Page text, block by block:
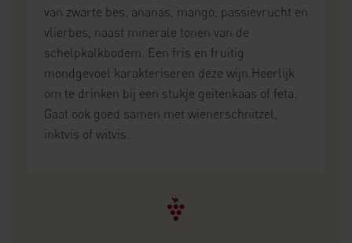
van zwarte bes, ananas, mango, passievrucht en
vlierbes, naast minerale tonen van de
schelpkalkbodem. Een fris en fruitig
mondgevoel karakteriseren deze wijn.Heerlijk
om te drinken bij een stukje geitenkaas of feta.
Gaat ook goed samen met wienerschnitzel,
inktvis of witvis.